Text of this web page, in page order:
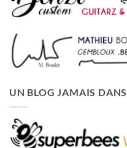
UN BLOG JAMAIS